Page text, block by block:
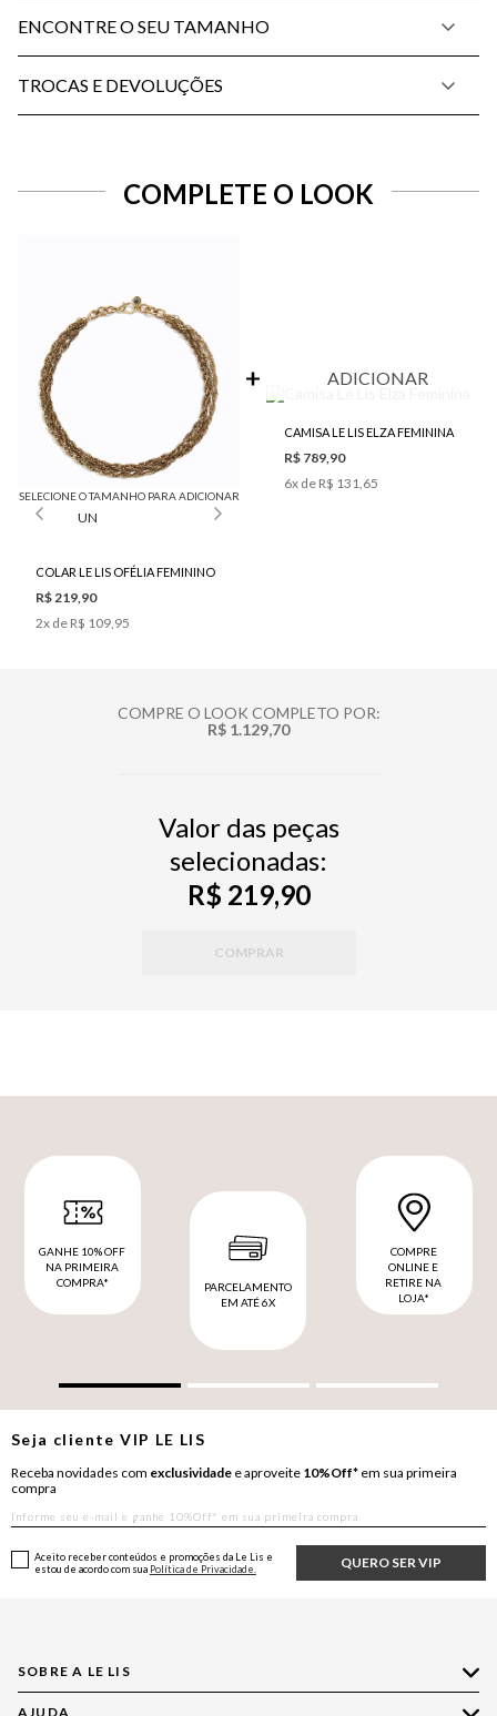
ENCONTRE O SEU TAMANHO
TROCAS E DEVOLUÇÕES
COMPLETE O LOOK
SELECIONE O TAMANHO PARA ADICIONAR
UN
COLAR LE LIS OFÉLIA FEMININO
R$ 219,90
2x de R$ 109,95
ADICIONAR
CAMISA LE LIS ELZA FEMININA
R$ 789,90
6x de R$ 131,65
COMPRE O LOOK COMPLETO POR:
R$ 1.129,70
Valor das peças
selecionadas:
R$ 219,90
COMPRAR
GANHE 10% OFF
NA PRIMEIRA
COMPRA*
PARCELAMENTO
EM ATÉ 6X
COMPRE
ONLINE E
RETIRE NA
LOJA*
Seja clienteVIP LE LIS
Receba novidades com exclusividade e aproveite 10%Off* em sua primeira
compra
QUERO SER VIP
Aceito receber conteúdos e promoções da Le Lis e
estou de acordo com sua Política de Privacidade.
SOBRE A LE LIS
AJUDA